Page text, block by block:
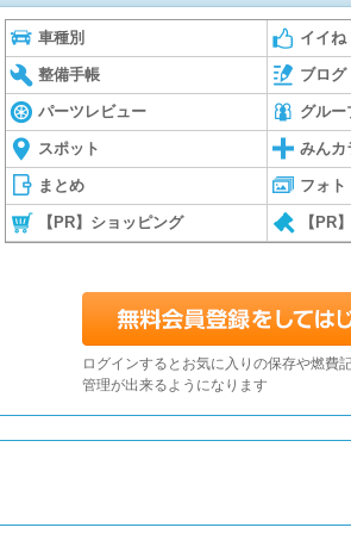
車種別 イイね
整備手帳 ブログ
パーツレビュー グルー
スポット みんカ
まとめ フォト
【PR】ショッピング 【PR
ログインするとお気に入りの保存や燃費
管理が出来るようになります